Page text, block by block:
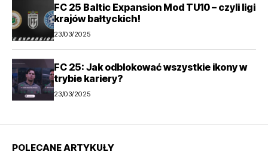
FC 25 Baltic Expansion Mod TU10 – czyli ligi
krajów bałtyckich!
23/03/2025
FC 25: Jak odblokować wszystkie ikony w
trybie kariery?
23/03/2025
POLECANE ARTYKUŁY